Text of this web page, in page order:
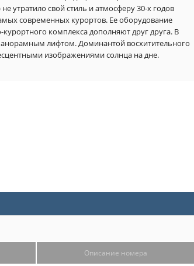
утратило свой стиль и атмосферу 30-х годов
современных курортов. Ее оборудование
комплекса дополняют друг друга. В
лифтом. Доминантой восхитительного
изображениями солнца на дне.
Описание номера